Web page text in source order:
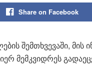
Share on Facebook
შემ­თხვე­ვა­ში,
მემ­კვიდ­რეს